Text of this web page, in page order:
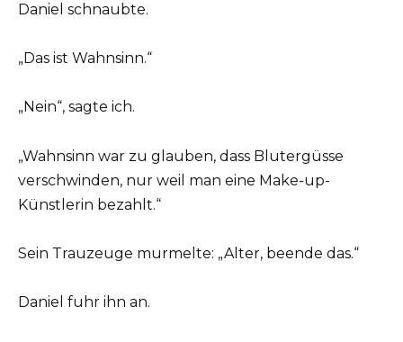
Daniel schnaubte.
„Das ist Wahnsinn.“
„Nein“, sagte ich.
„Wahnsinn war zu glauben, dass Blutergüsse
verschwinden, nur weil man eine Make-up-
Künstlerin bezahlt.“
Sein Trauzeuge murmelte: „Alter, beende das.“
Daniel fuhr ihn an.